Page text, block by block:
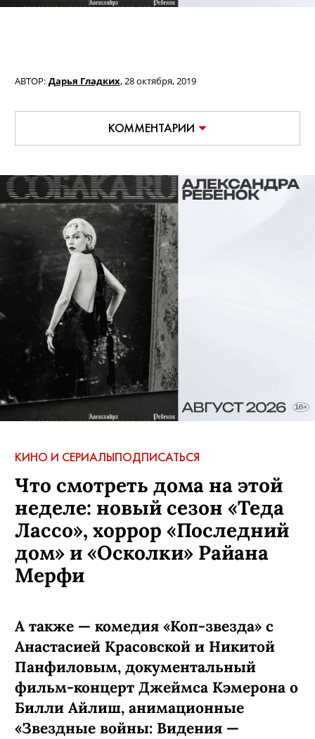
АВТОР: Дарья Гладких,28 октября, 2019
КОММЕНТАРИИ
КИНО И СЕРИАЛЫПОДПИСАТЬСЯ
Что смотреть дома на этой
неделе: новый сезон «Теда
Лассо», хоррор «Последний
дом» и «Осколки» Райана
Мерфи
А также — комедия «Коп-звезда» с
Анастасией Красовской и Никитой
Панфиловым, документальный
фильм-концерт Джеймса Кэмерона о
Билли Айлиш, анимационные
«Звездные войны: Видения —